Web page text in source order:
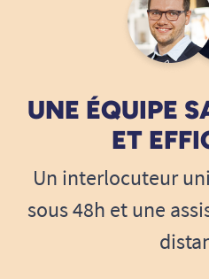
UNE ÉQUIPE
ET
Un interlocuteur
sous 48h et une